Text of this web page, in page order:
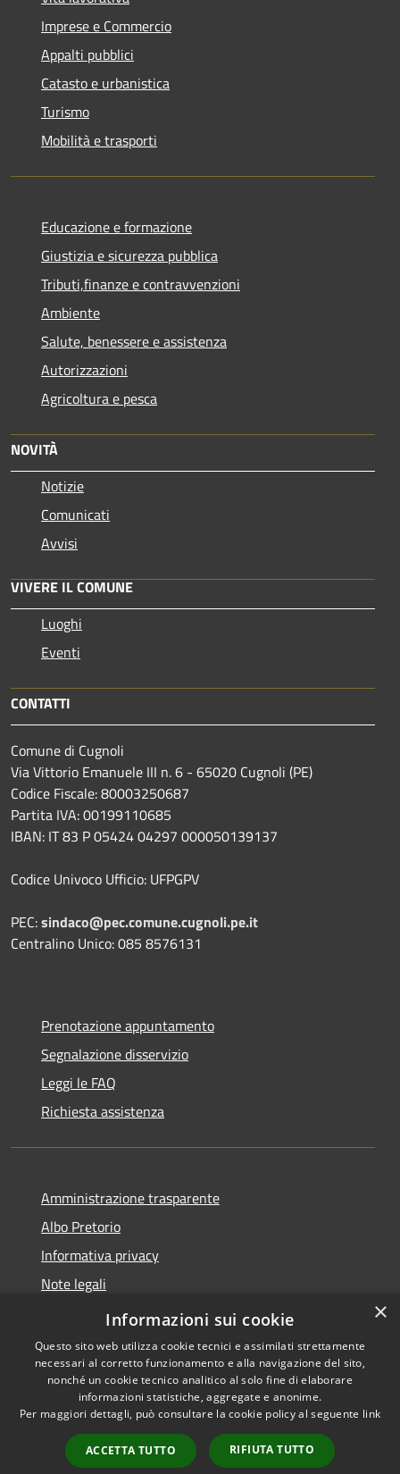
Imprese e Commercio
Appalti pubblici
Catasto e urbanistica
Turismo
Mobilità e trasporti
Educazione e formazione
Giustizia e sicurezza pubblica
Tributi,finanze e contravvenzioni
Ambiente
Salute, benessere e assistenza
Autorizzazioni
Agricoltura e pesca
NOVITÀ
Notizie
Comunicati
Avvisi
VIVERE IL COMUNE
Luoghi
Eventi
CONTATTI
Comune di Cugnoli
Via Vittorio Emanuele III n. 6 - 65020 Cugnoli (PE)
Codice Fiscale: 80003250687
Partita IVA: 00199110685
IBAN: IT 83 P 05424 04297 000050139137
Codice Univoco Ufficio: UFPGPV
PEC:sindaco@pec.comune.cugnoli.pe.it
Centralino Unico: 085 8576131
Prenotazione appuntamento
Segnalazione disservizio
Leggi le FAQ
Richiesta assistenza
Amministrazione trasparente
Albo Pretorio
Informativa privacy
Note legali
Dichiarazione di accessibilità
Accessibilità
Copyright © 2026 • Comune di
Cugnoli • Powered by
Municipium•
Accesso
redazione
×
Informazioni sui cookie
Questo sito web utilizza cookie tecnici e assimilati strettamente
necessari al corretto funzionamento e alla navigazione del sito,
nonché un cookie tecnico analitico al solo fine di elaborare
informazioni statistiche, aggregate e anonime.
Per maggiori dettagli, può consultare la cookie policy al seguente link
ACCETTA TUTTO RIFIUTA TUTTO